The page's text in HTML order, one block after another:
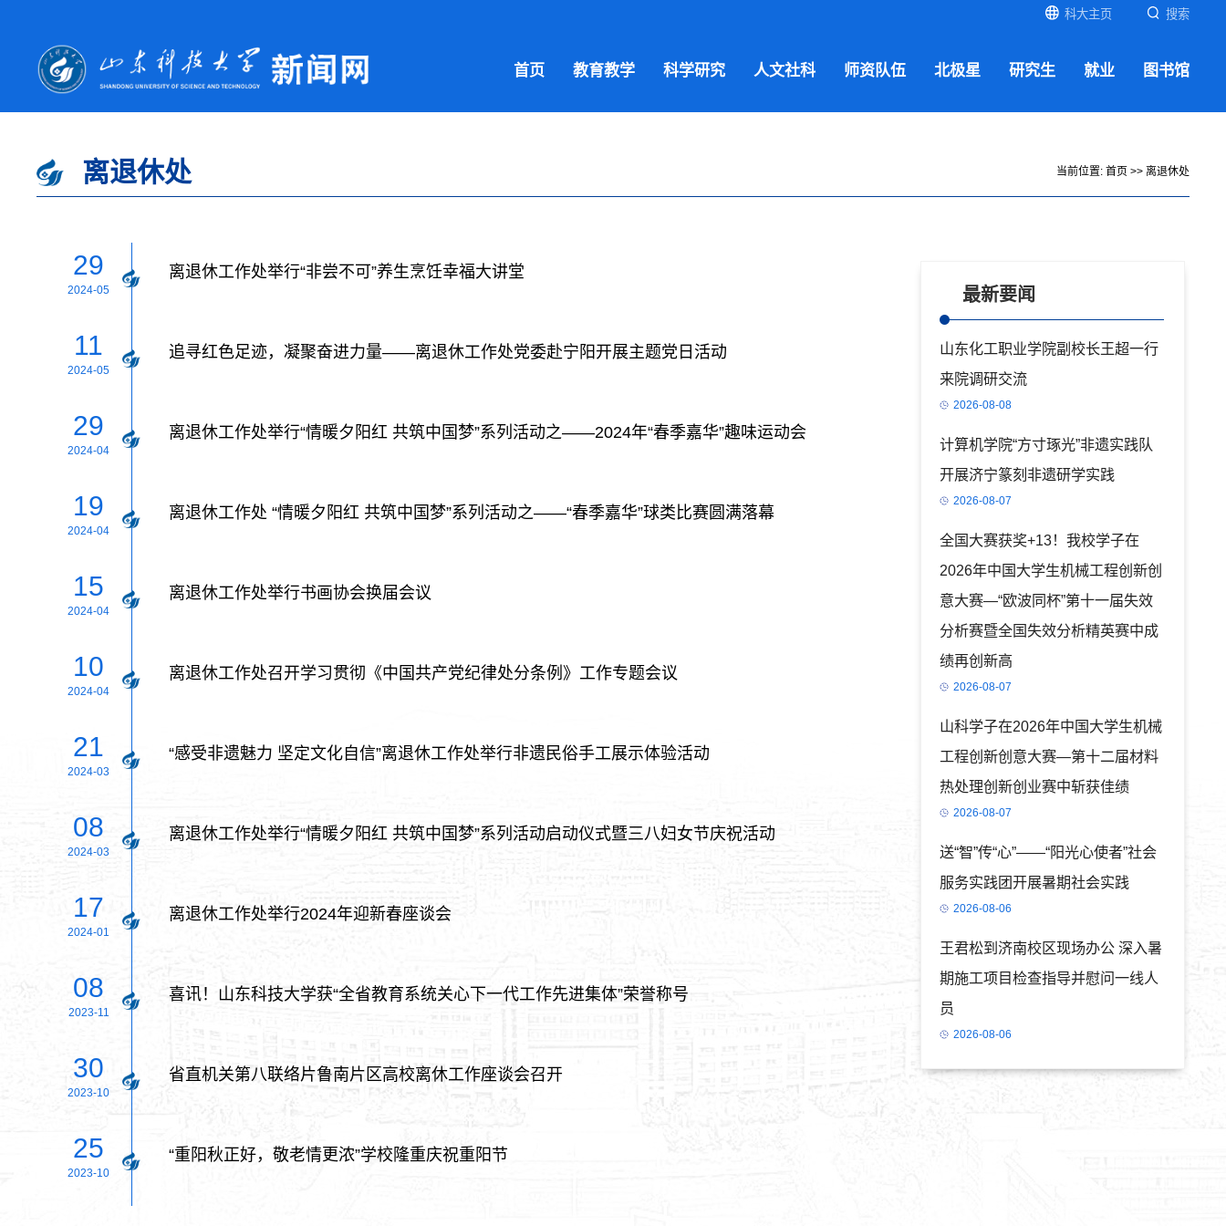
科大主页 搜索
首页 教育教学 科学研究 人文社科 师资队伍 北极星 研究生 就业 图书馆
离退休处 当前位置: 首页 >> 离退休处
29
2024-05
离退休工作处举行“非尝不可”养生烹饪幸福大讲堂
11
2024-05
追寻红色足迹，凝聚奋进力量——离退休工作处党委赴宁阳开展主题党日活动
29
2024-04
离退休工作处举行“情暖夕阳红 共筑中国梦”系列活动之——2024年“春季嘉华”趣味运动会
19
2024-04
离退休工作处 “情暖夕阳红 共筑中国梦”系列活动之——“春季嘉华”球类比赛圆满落幕
15
2024-04
离退休工作处举行书画协会换届会议
10
2024-04
离退休工作处召开学习贯彻《中国共产党纪律处分条例》工作专题会议
21
2024-03
“感受非遗魅力 坚定文化自信”离退休工作处举行非遗民俗手工展示体验活动
08
2024-03
离退休工作处举行“情暖夕阳红 共筑中国梦”系列活动启动仪式暨三八妇女节庆祝活动
17
2024-01
离退休工作处举行2024年迎新春座谈会
08
2023-11
喜讯！山东科技大学获“全省教育系统关心下一代工作先进集体”荣誉称号
30
2023-10
省直机关第八联络片鲁南片区高校离休工作座谈会召开
25
2023-10
“重阳秋正好，敬老情更浓”学校隆重庆祝重阳节
最新要闻
山东化工职业学院副校长王超一行
来院调研交流
2026-08-08
计算机学院“方寸琢光”非遗实践队
开展济宁篆刻非遗研学实践
2026-08-07
全国大赛获奖+13！我校学子在
2026年中国大学生机械工程创新创
意大赛—“欧波同杯”第十一届失效
分析赛暨全国失效分析精英赛中成
绩再创新高
2026-08-07
山科学子在2026年中国大学生机械
工程创新创意大赛—第十二届材料
热处理创新创业赛中斩获佳绩
2026-08-07
送“智”传“心”——“阳光心使者”社会
服务实践团开展暑期社会实践
2026-08-06
王君松到济南校区现场办公 深入暑
期施工项目检查指导并慰问一线人
员
2026-08-06